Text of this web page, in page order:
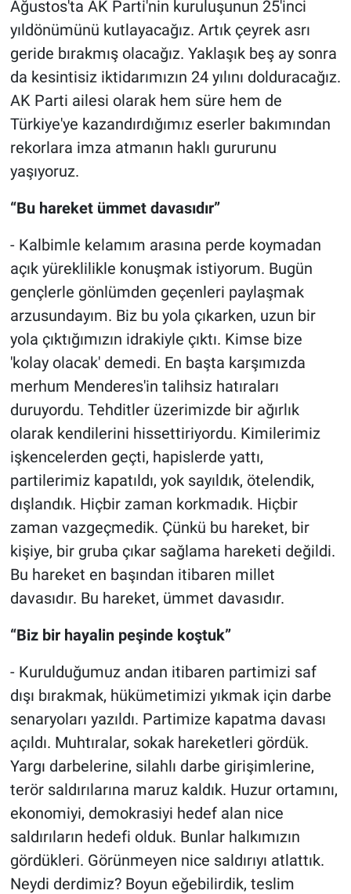
Ağustos'ta AK Parti'nin kuruluşunun 25'inci
yıldönümünü kutlayacağız. Artık çeyrek asrı
geride bırakmış olacağız. Yaklaşık beş ay sonra
da kesintisiz iktidarımızın 24 yılını dolduracağız.
AK Parti ailesi olarak hem süre hem de
Türkiye'ye kazandırdığımız eserler bakımından
rekorlara imza atmanın haklı gururunu
yaşıyoruz.
“Bu hareket ümmet davasıdır”
- Kalbimle kelamım arasına perde koymadan
açık yüreklilikle konuşmak istiyorum. Bugün
gençlerle gönlümden geçenleri paylaşmak
arzusundayım. Biz bu yola çıkarken, uzun bir
yola çıktığımızın idrakiyle çıktı. Kimse bize
'kolay olacak' demedi. En başta karşımızda
merhum Menderes'in talihsiz hatıraları
duruyordu. Tehditler üzerimizde bir ağırlık
olarak kendilerini hissettiriyordu. Kimilerimiz
işkencelerden geçti, hapislerde yattı,
partilerimiz kapatıldı, yok sayıldık, ötelendik,
dışlandık. Hiçbir zaman korkmadık. Hiçbir
zaman vazgeçmedik. Çünkü bu hareket, bir
kişiye, bir gruba çıkar sağlama hareketi değildi.
Bu hareket en başından itibaren millet
davasıdır. Bu hareket, ümmet davasıdır.
“Biz bir hayalin peşinde koştuk”
- Kurulduğumuz andan itibaren partimizi saf
dışı bırakmak, hükümetimizi yıkmak için darbe
senaryoları yazıldı. Partimize kapatma davası
açıldı. Muhtıralar, sokak hareketleri gördük.
Yargı darbelerine, silahlı darbe girişimlerine,
terör saldırılarına maruz kaldık. Huzur ortamını,
ekonomiyi, demokrasiyi hedef alan nice
saldırıların hedefi olduk. Bunlar halkımızın
gördükleri. Görünmeyen nice saldırıyı atlattık.
Neydi derdimiz? Boyun eğebilirdik, teslim